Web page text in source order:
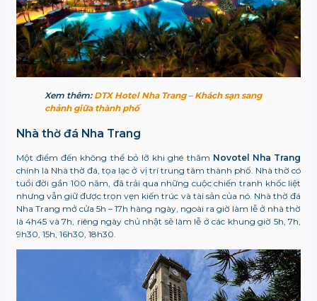
Xem thêm: DTX Hotel Nha Trang – Khách sạn sang
chảnh giữa thành phố
Nhà thờ đá Nha Trang
Một điểm đến không thể bỏ lỡ khi ghé thăm Novotel Nha Trang
chính là Nhà thờ đá, tọa lạc ở vị trí trung tâm thành phố. Nhà thờ có
tuổi đời gần 100 năm, đã trải qua những cuộc chiến tranh khốc liệt
nhưng vẫn giữ được trọn vẹn kiến trúc và tài sản của nó. Nhà thờ đá
Nha Trang mở cửa 5h – 17h hàng ngày, ngoài ra giờ làm lễ ở nhà thờ
là 4h45 và 7h, riêng ngày chủ nhật sẽ làm lễ ở các khung giờ 5h, 7h,
9h30, 15h, 16h30, 18h30.